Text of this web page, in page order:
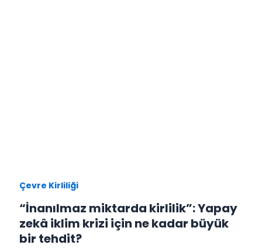
Çevre Kirliliği
“İnanılmaz miktarda kirlilik”: Yapay
zekâ iklim krizi için ne kadar büyük
bir tehdit?